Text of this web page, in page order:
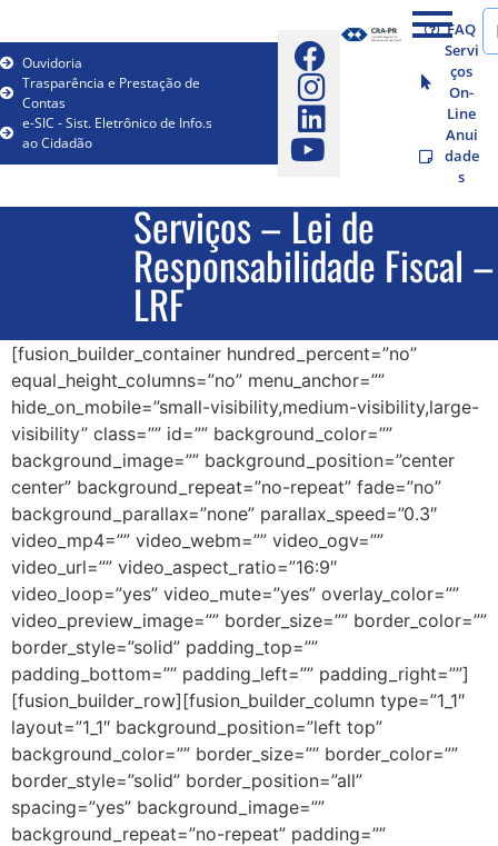
Ouvidoria
Trasparência e Prestação de
Contas
e-SIC - Sist. Eletrônico de Info.s
ao Cidadão
FAQ
Servi
ços
On-
Line
Anui
dade
s
Serviços – Lei de
Responsabilidade Fiscal –
LRF
[fusion_builder_container hundred_percent=”no”
equal_height_columns=”no” menu_anchor=””
hide_on_mobile=”small-visibility,medium-visibility,large-
visibility” class=”” id=”” background_color=””
background_image=”” background_position=”center
center” background_repeat=”no-repeat” fade=”no”
background_parallax=”none” parallax_speed=”0.3″
video_mp4=”” video_webm=”” video_ogv=””
video_url=”” video_aspect_ratio=”16:9″
video_loop=”yes” video_mute=”yes” overlay_color=””
video_preview_image=”” border_size=”” border_color=””
border_style=”solid” padding_top=””
padding_bottom=”” padding_left=”” padding_right=””]
[fusion_builder_row][fusion_builder_column type=”1_1″
layout=”1_1″ background_position=”left top”
background_color=”” border_size=”” border_color=””
border_style=”solid” border_position=”all”
spacing=”yes” background_image=””
background_repeat=”no-repeat” padding=””